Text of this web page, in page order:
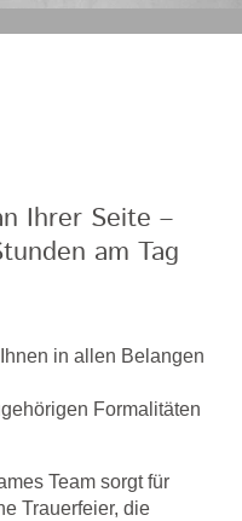
Ihrer Seite –
am Tag
in allen Belangen
Formalitäten
Team sorgt für
Trauerfeier, die